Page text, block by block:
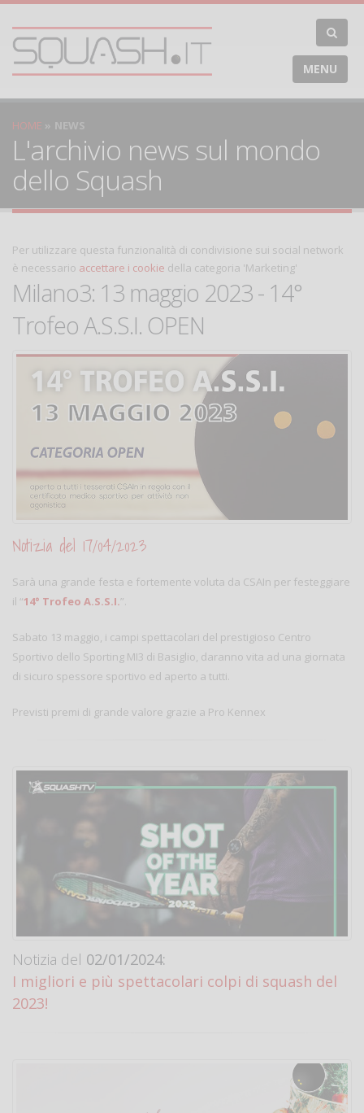
MENU
HOME NEWS
L'archivio news sul mondo
dello Squash
Per utilizzare questa funzionalità di condivisione sui social network
è necessario accettare i cookie della categoria 'Marketing'
Milano3: 13 maggio 2023 - 14°
Trofeo A.S.S.I. OPEN
Notizia del 17/04/2023
Sarà una grande festa e fortemente voluta da CSAIn per festeggiare
il “14° Trofeo A.S.S.I.”.
Sabato 13 maggio, i campi spettacolari del prestigioso Centro
Sportivo dello Sporting MI3 di Basiglio, daranno vita ad una giornata
di sicuro spessore sportivo ed aperto a tutti.
Previsti premi di grande valore grazie a Pro Kennex
Notizia del 02/01/2024:
I migliori e più spettacolari colpi di squash del
2023!